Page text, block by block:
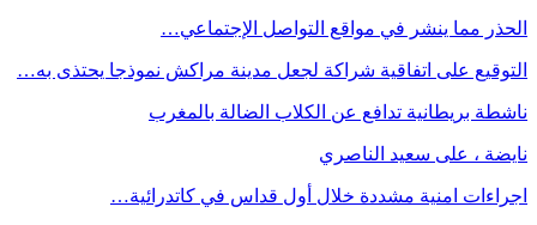
الحذر مما ينشر في مواقع التواصل الإجتماعي…
التوقيع على اتفاقية شراكة لجعل مدينة مراكش نموذجا يحتذى به…
ناشطة بريطانية تدافع عن الكلاب الضالة بالمغرب
نايضة ، على سعيد الناصري
اجراءات امنية مشددة خلال أول قداس في كاتدرائية…